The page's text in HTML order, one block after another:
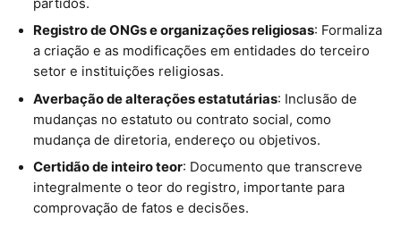
partidos.
Registro de ONGs e organizações religiosas: Formaliza
a criação e as modificações em entidades do terceiro
setor e instituições religiosas.
Averbação de alterações estatutárias: Inclusão de
mudanças no estatuto ou contrato social, como
mudança de diretoria, endereço ou objetivos.
Certidão de inteiro teor: Documento que transcreve
integralmente o teor do registro, importante para
comprovação de fatos e decisões.